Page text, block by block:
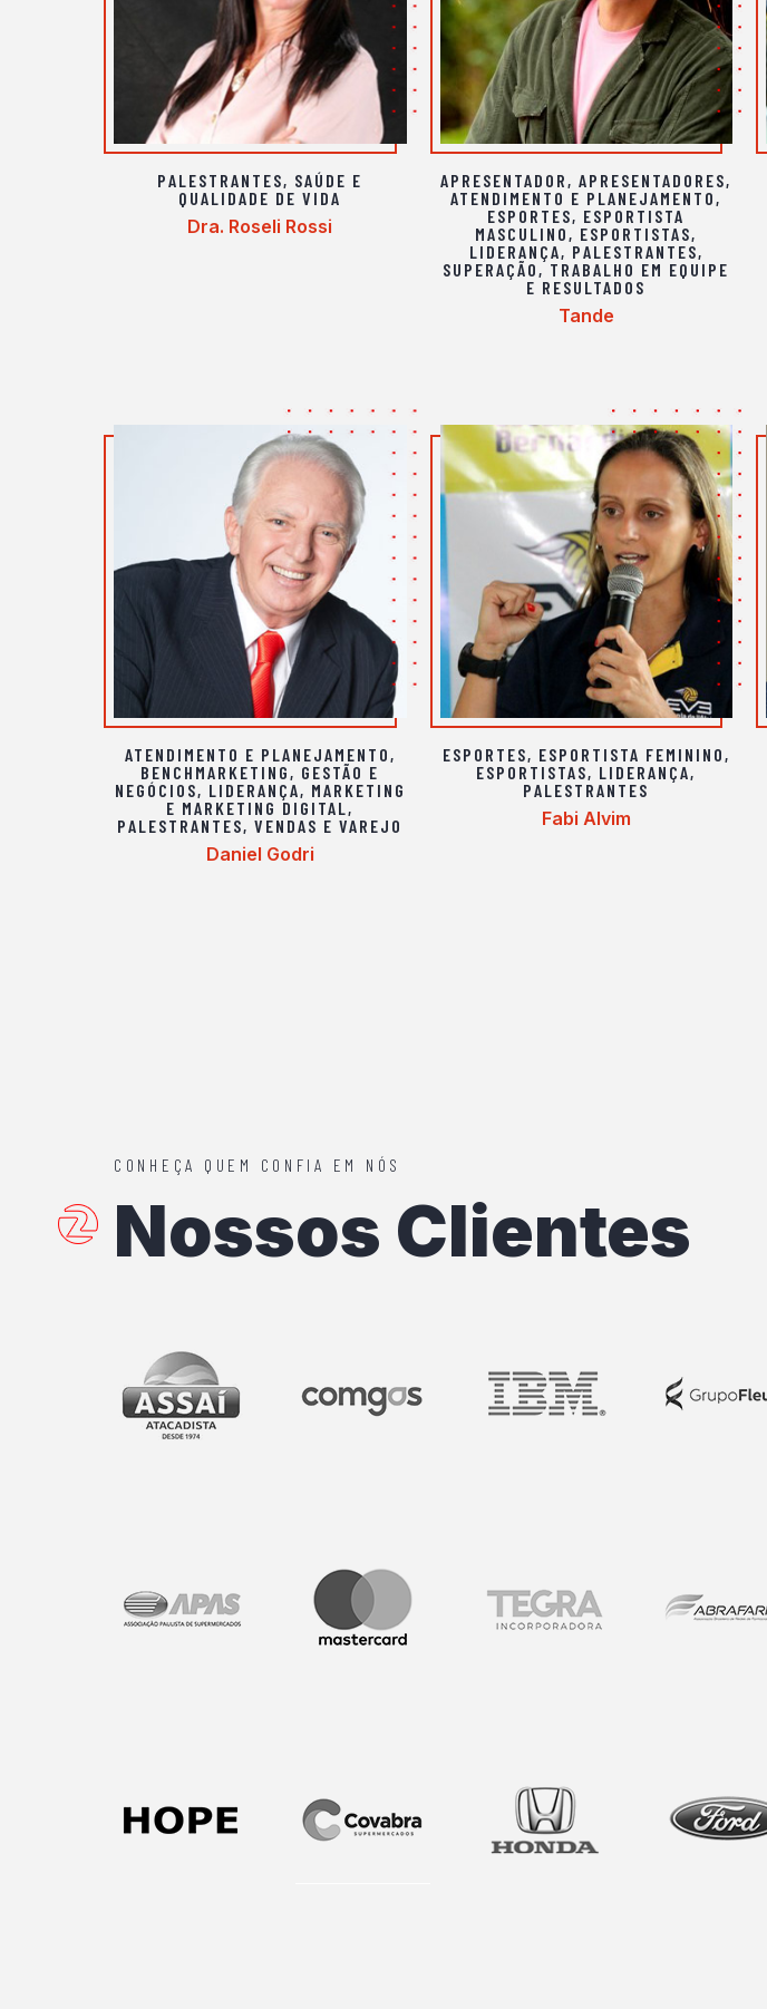
PALESTRANTES, SAÚDE E
QUALIDADE DE VIDA
Dra. Roseli Rossi
APRESENTADOR,APRESENTADORES,
ATENDIMENTO E PLANEJAMENTO,
ESPORTES, ESPORTISTA
MASCULINO, ESPORTISTAS,
LIDERANÇA, PALESTRANTES,
SUPERAÇÃO, TRABALHO EM EQUIPE
E RESULTADOS
Tande
ATENDIMENTO E PLANEJAMENTO ,
BENCHMARKETING , GESTÃO E
NEGÓCIOS, LIDERANÇA, MARKETING
E MARKETING DIGITAL ,
PALESTRANTES,VENDAS E VAREJO
Daniel Godri
ESPORTES, ESPORTISTA FEMININO ,
ESPORTISTAS, LIDERANÇA,
PALESTRANTES
Fabi Alvim
CONHEÇA QUEM CONFIA EM NÓS
Nossos Clientes